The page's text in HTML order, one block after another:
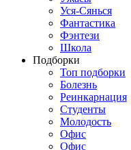
Уся-Сянься
Фантастика
Фэнтези
Школа
Подборки
Топ подборки
Болезнь
Реинкарнация
Студенты
Молодость
Офис
Офис